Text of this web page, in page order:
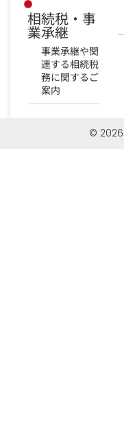
相続税・事
業承継
事業承継や関
連する相続税
務に関するご
案内
©